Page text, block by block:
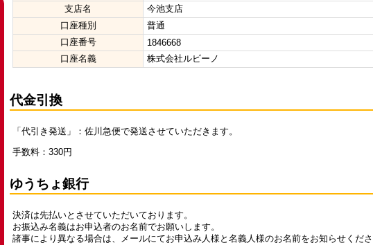
支店名
今池支店
口座種別
普通
口座番号
1846668
口座名義
株式会社ルビーノ
代金引換
「代引き発送」：佐川急便で発送させていただきます。
手数料：330円
ゆうちょ銀行
決済は先払いとさせていただいております。
お振込み名義はお申込者のお名前でお願いします。
諸事により異なる場合は、メールにてお申込み人様と名義人様のお名前をお知らせくだ